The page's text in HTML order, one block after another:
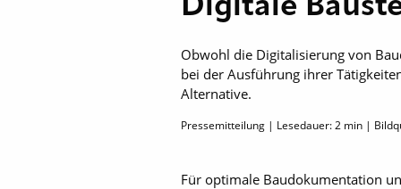
Digitale
Obwohl die Digitalisierung von
bei der Ausführung ihrer
Alternative.
Pressemitteilung | Lesedauer:2 min |
Für optimale Baudokumentation